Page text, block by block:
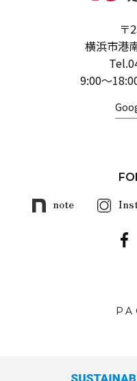
〒
横浜市港
Tel.
9:00～
note